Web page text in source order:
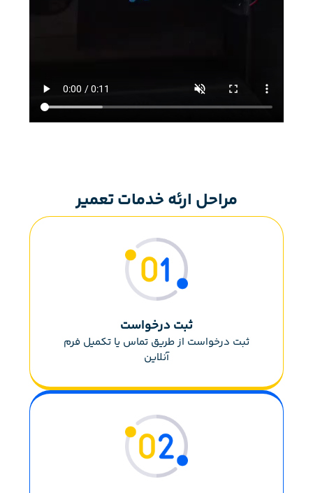
مراحل ارئه خدمات تعمیر
ثبت درخواست
ثبت درخواست از طریق تماس یا تکمیل فرم
آنلاین